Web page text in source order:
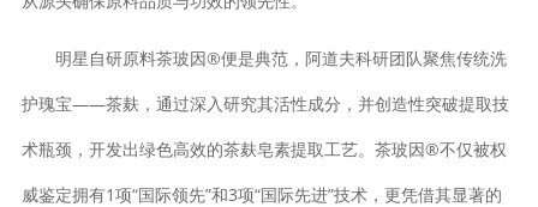
明星自研原料茶玻因®便是典范，阿道夫科研团队聚焦传统洗
护瑰宝——茶麸，通过深入研究其活性成分，并创造性突破提取技
术瓶颈，开发出绿色高效的茶麸皂素提取工艺。茶玻因®不仅被权
威鉴定拥有1项“国际领先”和3项“国际先进”技术，更凭借其显著的